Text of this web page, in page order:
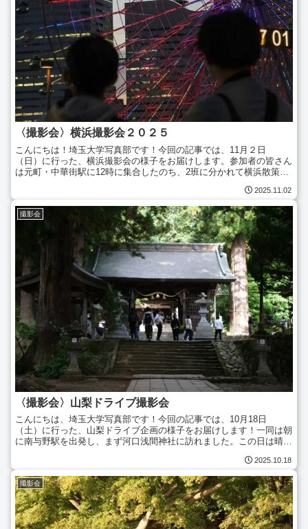
〈撮影会〉横浜撮影会２０２５
こんにちは！埼玉大学写真部です！今回の記事では、11月２日
（日）に行った、横浜撮影会の様子をお届けします。参加者の皆さん
は元町・中華街駅に12時に集合したのち、2班に分かれて横浜散策を
2025.11.02
撮影会
〈撮影会〉山梨ドライブ撮影会
こんにちは、埼玉大学写真部です！今回の記事では、10月18日
（土）に行った、山梨ドライブ企画の様子をお届けします！一同は朝
に南与野駅を出発し、まず河口浅間神社に訪れました。この日は晴天
2025.10.18
撮影会